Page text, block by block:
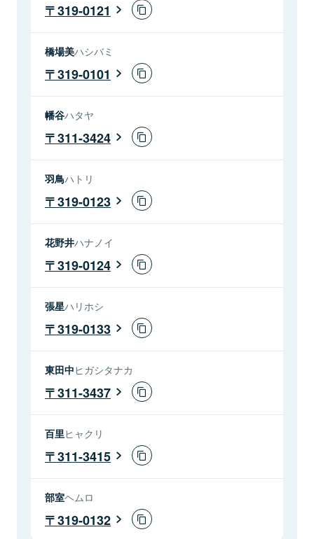
319-0121
橋場美ハシバミ
319-0101
幡谷ハタヤ
311-3424
羽鳥ハトリ
319-0123
花野井ハナノイ
319-0124
張星ハリホシ
319-0133
東田中ヒガシタナカ
311-3437
百里ヒャクリ
311-3415
部室ヘムロ
319-0132